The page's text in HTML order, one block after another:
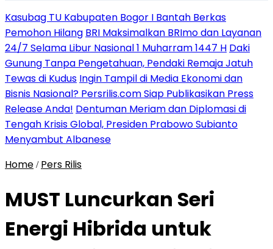
Kasubag TU Kabupaten Bogor I Bantah Berkas
Pemohon Hilang BRI Maksimalkan BRImo dan Layanan
24/7 Selama Libur Nasional 1 Muharram 1447 H Daki
Gunung Tanpa Pengetahuan, Pendaki Remaja Jatuh
Tewas di Kudus Ingin Tampil di Media Ekonomi dan
Bisnis Nasional? Persrilis.com Siap Publikasikan Press
Release Anda! Dentuman Meriam dan Diplomasi di
Tengah Krisis Global, Presiden Prabowo Subianto
Menyambut Albanese
Home / Pers Rilis
MUST Luncurkan Seri
Energi Hibrida untuk